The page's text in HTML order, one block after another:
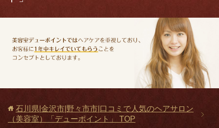
石川県|金沢市|野々市市|口コミで人気のヘアサロン
（美容室）「デューポイント」
TOP